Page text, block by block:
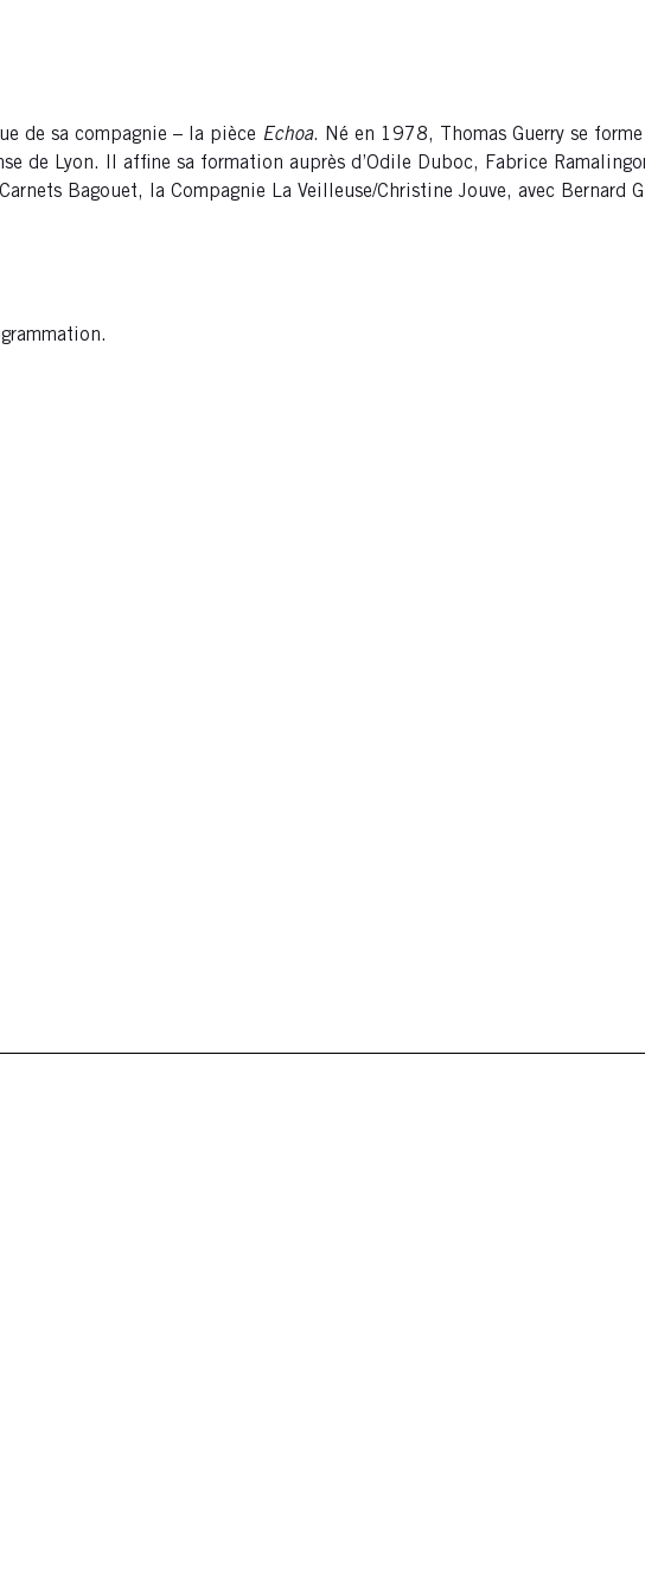
de sa compagnie – la pièce Echoa. Né en 1978, Thomas Guerry se
de Lyon. Il affine sa formation auprès d’Odile Duboc, Fabrice
Bagouet, la Compagnie La Veilleuse/Christine Jouve, avec Bernard